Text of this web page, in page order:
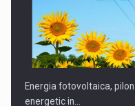
CEO Conference -
Energia fotovoltaica,
energetic in…